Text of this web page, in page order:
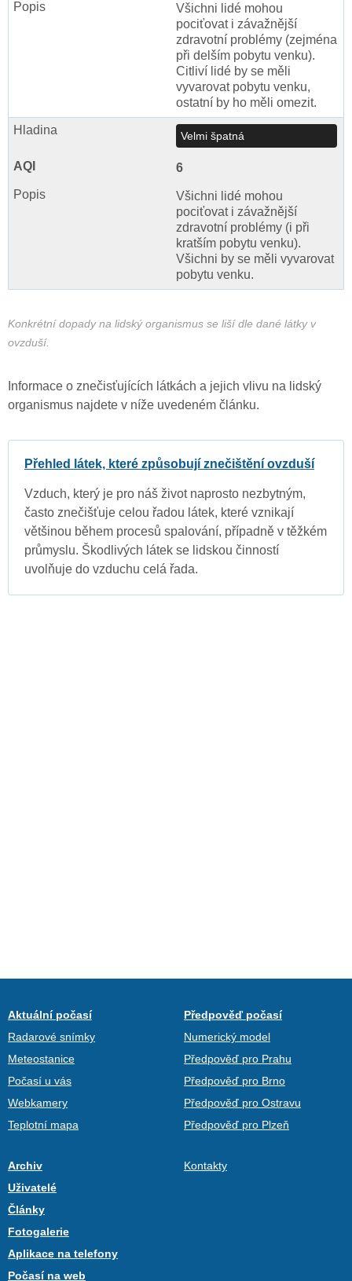
Všichni lidé mohou
pociťovat i závažnější
zdravotní problémy (zejména
při delším pobytu venku).
Citliví lidé by se měli
vyvarovat pobytu venku,
ostatní by ho měli omezit.
Velmi špatná
6
Všichni lidé mohou
pociťovat i závažnější
zdravotní problémy (i při
kratším pobytu venku).
Všichni by se měli vyvarovat
pobytu venku.
Konkrétní dopady na lidský organismus se liší dle dané látky v
ovzduší.
Informace o znečisťujících látkách a jejich vlivu na lidský
organismus najdete v níže uvedeném článku.
Přehled látek, které způsobují znečištění ovzduší
Vzduch, který je pro náš život naprosto nezbytným,
často znečišťuje celou řadou látek, které vznikají
většinou během procesů spalování, případně v těžkém
průmyslu. Škodlivých látek se lidskou činností
uvolňuje do vzduchu celá řada.
Aktuální počasí
Radarové snímky
Meteostanice
Počasí u vás
Webkamery
Teplotní mapa
Předpověď počasí
Numerický model
Předpověď pro Prahu
Předpověď pro Brno
Předpověď pro Ostravu
Předpověď pro Plzeň
Archiv
Uživatelé
Články
Fotogalerie
Aplikace na telefony
Počasí na web
Kontakty